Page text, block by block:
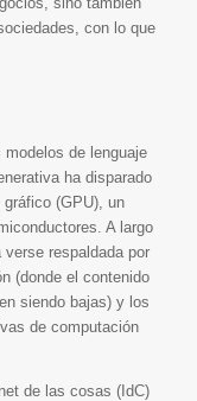
con lo que
de lenguaje
ha disparado
gráfico (GPU), un
A largo
respaldada por
(donde el contenido
siendo bajas) y los
de computación
de las cosas (IdC)